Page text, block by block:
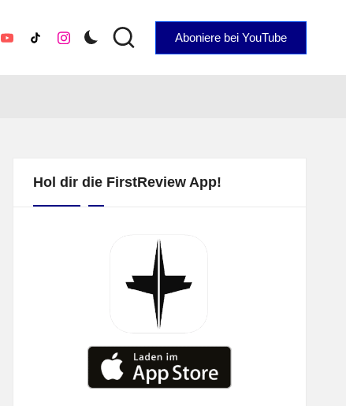
YouTubeTikTokInstagram Aboniere bei YouTube
Hol dir die FirstReview App!